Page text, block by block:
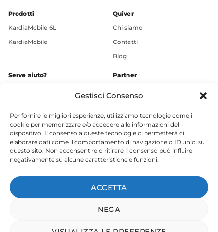
Gestisci Consenso
Per fornire le migliori esperienze, utilizziamo tecnologie come i
cookie per memorizzare e/o accedere alle informazioni del
dispositivo. Il consenso a queste tecnologie ci permetterà di
elaborare dati come il comportamento di navigazione o ID unici su
questo sito. Non acconsentire o ritirare il consenso può influire
negativamente su alcune caratteristiche e funzioni.
ACCETTA
NEGA
Prodotti
KardiaMobile 6L
KardiaMobile
Quiver
Chi siamo
Contatti
Blog
Serve aiuto?
Supporto
Download
Partner
Social